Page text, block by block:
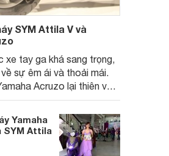
SYM Attila V và
xe tay ga khá sang trọng,
sự êm ái và thoải mái.
Acruzo lại thiên về
tiện dụng
Yamaha
SYM Attila